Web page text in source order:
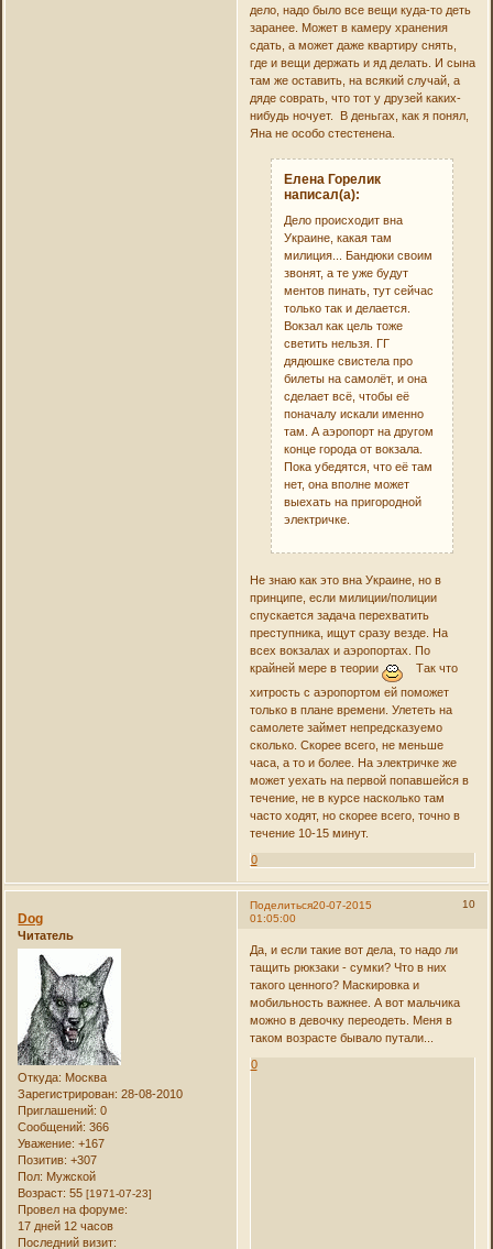
дело, надо было все вещи куда-то деть
заранее. Может в камеру хранения
сдать, а может даже квартиру снять,
где и вещи держать и яд делать. И сына
там же оставить, на всякий случай, а
дяде соврать, что тот у друзей каких-
нибудь ночует. В деньгах, как я понял,
Яна не особо стестенена.
Елена Горелик
написал(а):
Дело происходит вна
Украине, какая там
милиция... Бандюки своим
звонят, а те уже будут
ментов пинать, тут сейчас
только так и делается.
Вокзал как цель тоже
светить нельзя. ГГ
дядюшке свистела про
билеты на самолёт, и она
сделает всё, чтобы её
поначалу искали именно
там. А аэропорт на другом
конце города от вокзала.
Пока убедятся, что её там
нет, она вполне может
выехать на пригородной
электричке.
Не знаю как это вна Украине, но в
принципе, если милиции/полиции
спускается задача перехватить
преступника, ищут сразу везде. На
всех вокзалах и аэропортах. По
крайней мере в теории
Так что
хитрость с аэропортом ей поможет
только в плане времени. Улететь на
самолете займет непредсказуемо
сколько. Скорее всего, не меньше
часа, а то и более. На электричке же
может уехать на первой попавшейся в
течение, не в курсе насколько там
часто ходят, но скорее всего, точно в
течение 10-15 минут.
0
Поделиться 10
20-07-2015
01:05:00
Dog
Читатель
Откуда: Москва
Зарегистрирован: 28-08-2010
Приглашений: 0
Сообщений: 366
Уважение: +167
Позитив: +307
Пол: Мужской
Возраст: 55[1971-07-23]
Провел на форуме:
17 дней 12 часов
Последний визит:
Да, и если такие вот дела, то надо ли
тащить рюкзаки - сумки? Что в них
такого ценного? Маскировка и
мобильность важнее. А вот мальчика
можно в девочку переодеть. Меня в
таком возрасте бывало путали...
0